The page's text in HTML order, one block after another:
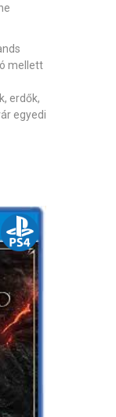
mellett
erdők,
egyedi